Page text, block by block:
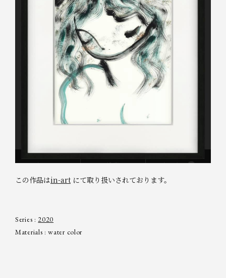
この作品はin-art にて取り扱いされております。
Series :2020
Materials : water color